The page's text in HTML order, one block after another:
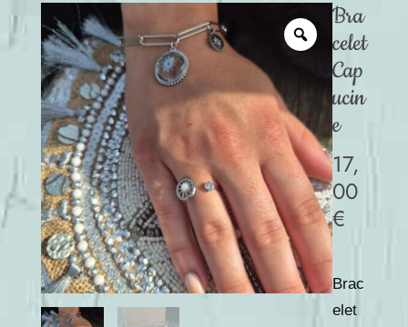
Bra
celet
Cap
ucin
e
17,
00
€
Brac
elet